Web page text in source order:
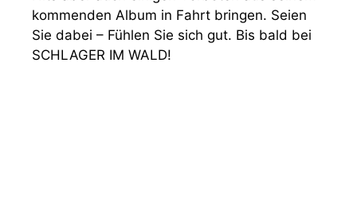
kommenden Album in Fahrt bringen. Seien
Sie dabei – Fühlen Sie sich gut. Bis bald bei
SCHLAGER IM WALD!